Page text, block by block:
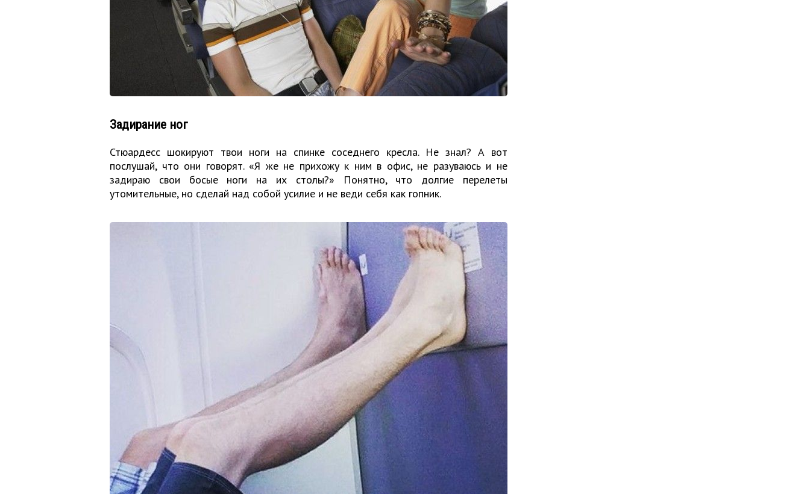
Задирание ног
Стюардесс шокируют твои ноги на спинке соседнего кресла. Не знал? А вот
послушай, что они говорят. «Я же не прихожу к ним в офис, не разуваюсь и не
задираю свои босые ноги на их столы?» Понятно, что долгие перелеты
утомительные, но сделай над собой усилие и не веди себя как гопник.